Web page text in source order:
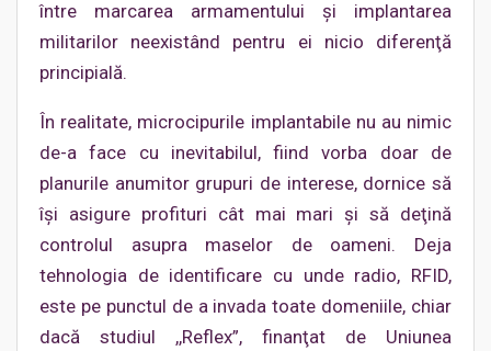
între marcarea armamentului şi implantarea
militarilor neexistând pentru ei nicio diferenţă
principială.
În realitate, microcipurile implantabile nu au nimic
de-a face cu inevitabilul, fiind vorba doar de
planurile anumitor grupuri de interese, dornice să
îşi asigure profituri cât mai mari şi să deţină
controlul asupra maselor de oameni. Deja
tehnologia de identificare cu unde radio, RFID,
este pe punctul de a invada toate domeniile, chiar
dacă studiul ,,Reflex”, finanţat de Uniunea